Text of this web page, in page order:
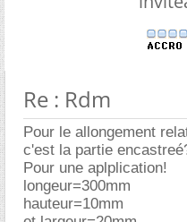
Re : Rdm
Pour le allongement
c'est la partie
Pour une aplplication!
longeur=300mm
hauteur=10mm